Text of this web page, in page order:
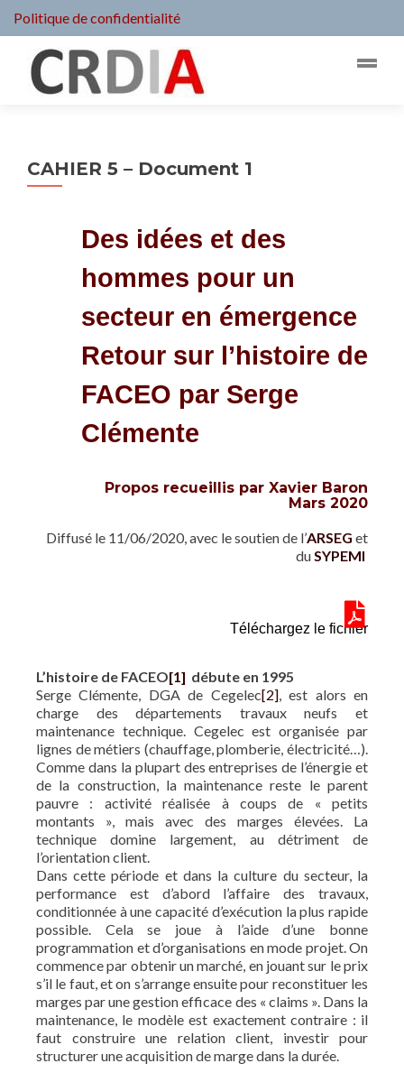
Politique de confidentialité
CAHIER 5 – Document 1
Des idées et des
hommes pour un
secteur en émergence
Retour sur l’histoire de
FACEO par Serge
Clémente
Propos recueillis par Xavier Baron
Mars 2020
Diffusé le 11/06/2020, avec le soutien de l’ARSEG et
duSYPEMI
Téléchargez le fichier
L’histoire de FACEO[1] débute en 1995
Serge Clémente, DGA de Cegelec[2], est alors en
charge des départements travaux neufs et
maintenance technique. Cegelec est organisée par
lignes de métiers (chauffage, plomberie, électricité…).
Comme dans la plupart des entreprises de l’énergie et
de la construction, la maintenance reste le parent
pauvre : activité réalisée à coups de « petits
montants », mais avec des marges élevées. La
technique domine largement, au détriment de
l’orientation client.
Dans cette période et dans la culture du secteur, la
performance est d’abord l’affaire des travaux,
conditionnée à une capacité d’exécution la plus rapide
possible. Cela se joue à l’aide d’une bonne
programmation et d’organisations en mode projet. On
commence par obtenir un marché, en jouant sur le prix
s’il le faut, et on s’arrange ensuite pour reconstituer les
marges par une gestion efficace des « claims ». Dans la
maintenance, le modèle est exactement contraire : il
faut construire une relation client, investir pour
structurer une acquisition de marge dans la durée.